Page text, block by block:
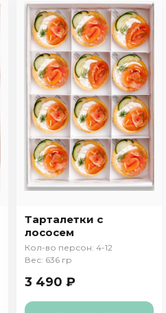
Тарталетки с
лососем
Кол-во персон: 4-12
Вес: 636 гр
3 490 ₽